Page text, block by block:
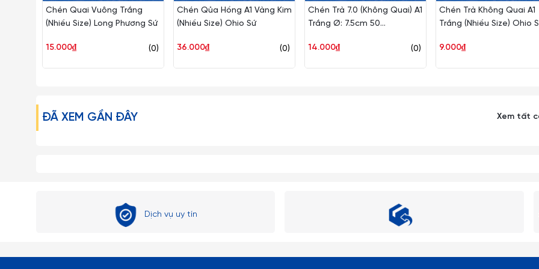
Chén Quai Vuông Trắng
(Nhiều Size) Long Phương Sứ
(0)
15.000₫
Chén Qủa Hồng A1 Vàng Kim
(Nhiều Size) Ohio Sứ
(0)
36.000₫
Chén Trà 7.0 (Không Quai) A1
Trắng Ø: 7.5cm 50
5 T
(0)
14.000₫
Chén Trà Không Quai A1
Trắng (Nhiều Size) Ohio
9.000₫
ĐÃ XEM GẦN ĐÂY Xem tất
Dịch vụ uy tín